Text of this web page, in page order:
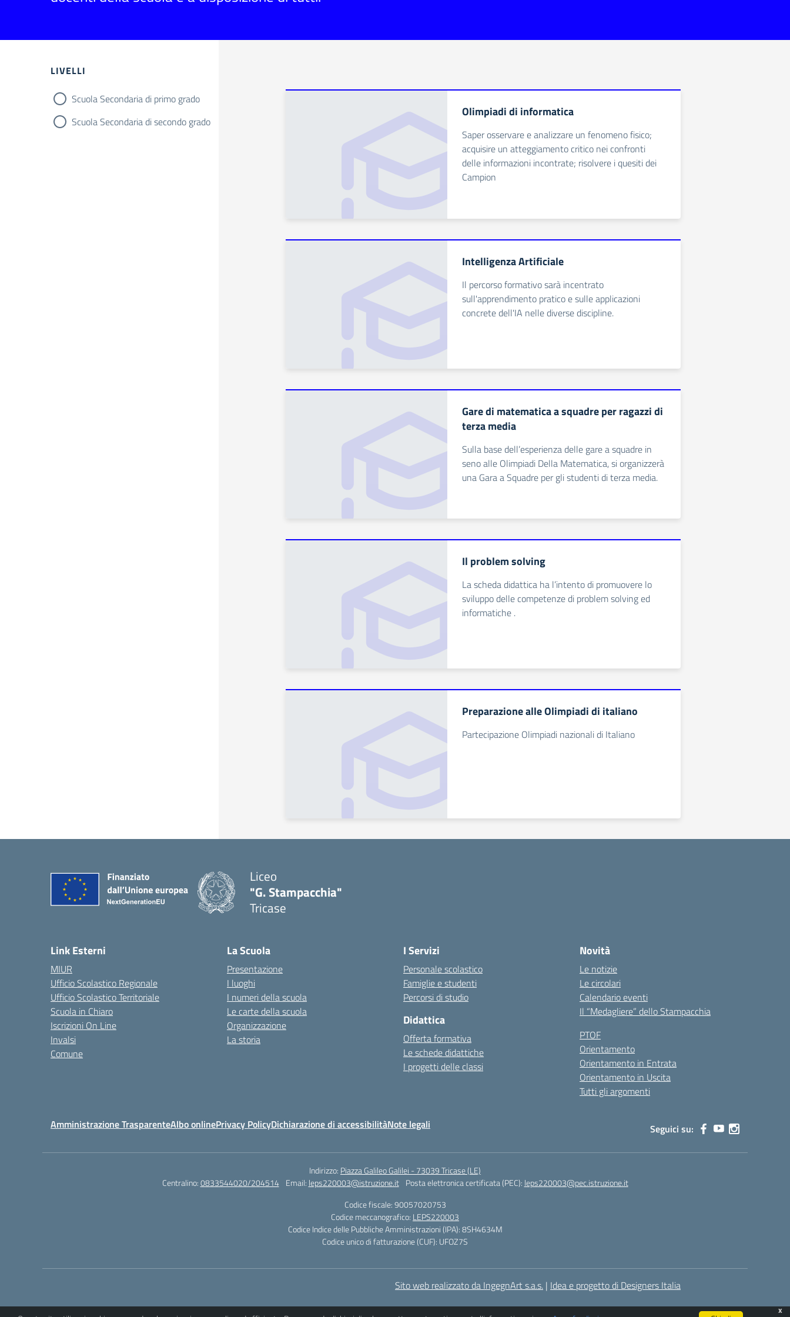
LIVELLI
Scuola Secondaria di primo grado
Scuola Secondaria di secondo grado
Olimpiadi di informatica
Saper osservare e analizzare un fenomeno fisico;
acquisire un atteggiamento critico nei confronti
delle informazioni incontrate; risolvere i quesiti dei
Campion
Intelligenza Artificiale
Il percorso formativo sarà incentrato
sull'apprendimento pratico e sulle applicazioni
concrete dell'IA nelle diverse discipline.
Gare di matematica a squadre per ragazzi di
terza media
Sulla base dell’esperienza delle gare a squadre in
seno alle Olimpiadi Della Matematica, si organizzerà
una Gara a Squadre per gli studenti di terza media.
Il problem solving
La scheda didattica ha l’intento di promuovere lo
sviluppo delle competenze di problem solving ed
informatiche .
Preparazione alle Olimpiadi di italiano
Partecipazione Olimpiadi nazionali di Italiano
Liceo
"G. Stampacchia"
Tricase
Link Esterni
MIUR
Ufficio Scolastico Regionale
Ufficio Scolastico Territoriale
Scuola in Chiaro
Iscrizioni On Line
Invalsi
Comune
La Scuola
Presentazione
I luoghi
I numeri della scuola
Le carte della scuola
Organizzazione
La storia
I Servizi
Personale scolastico
Famiglie e studenti
Percorsi di studio
Didattica
Offerta formativa
Le schede didattiche
I progetti delle classi
Novità
Le notizie
Le circolari
Calendario eventi
Il “Medagliere” dello Stampacchia
PTOF
Orientamento
Orientamento in Entrata
Orientamento in Uscita
Tutti gli argomenti
Amministrazione TrasparenteAlbo onlinePrivacy PolicyDichiarazione di accessibilitàNote legali Seguici su:
Indirizzo: Piazza Galileo Galilei - 73039 Tricase (LE)
Centralino:0833544020/204514 Email: leps220003@istruzione.it Posta elettronica certificata (PEC): leps220003@pec.istruzione.it
Codice fiscale: 90057020753
Codice meccanografico: LEPS220003
Codice Indice delle Pubbliche Amministrazioni (IPA): 8SH4634M
Codice unico di fatturazione (CUF): UFOZ7S
Sito web realizzato da IngegnArt s.a.s. | Idea e progetto di Designers Italia
x